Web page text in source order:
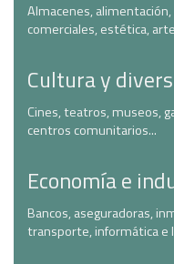
Almacenes,
comerciales, estética,
Cultura y
Cines, teatros, museos,
centros comunitarios...
Economía e
Bancos, aseguradoras,
transporte, informática e